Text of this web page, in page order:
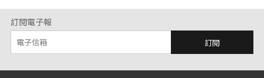
訂閱電子報
訂閱